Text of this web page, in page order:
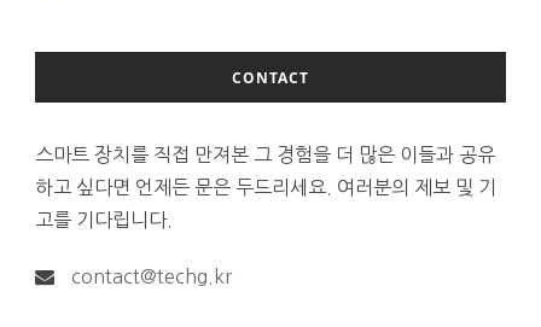
CONTACT
스마트 장치를 직접 만져본 그 경험을 더 많은 이들과 공유
하고 싶다면 언제든 문은 두드리세요. 여러분의 제보 및 기
고를 기다립니다.
contact@techg.kr